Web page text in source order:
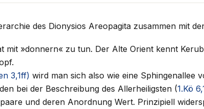
des Dionysios Areopagita zusammen mit
mit »donnern« zu tun. Der Alte Orient kennt
3,1ff) wird man sich also wie eine Sphingenallee
bei der Beschreibung des Allerheiligsten (1.Kö
und deren Anordnung Wert. Prinzipiell